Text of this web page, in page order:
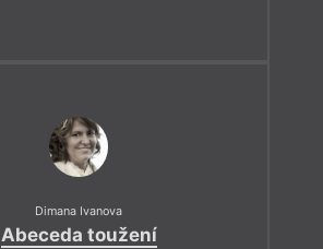
Dimana Ivanova
Abeceda toužení